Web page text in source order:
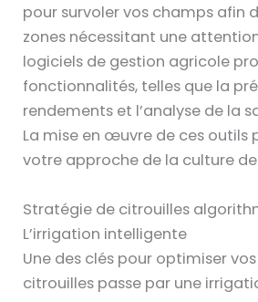
pour survoler vos champs afin
zones nécessitant une
logiciels de gestion agricole
fonctionnalités, telles que la
rendements et l’analyse de la
La mise en œuvre de ces outils
votre approche de la culture
Stratégie de citrouilles
L’irrigation intelligente
Une des clés pour optimiser
citrouilles passe par une